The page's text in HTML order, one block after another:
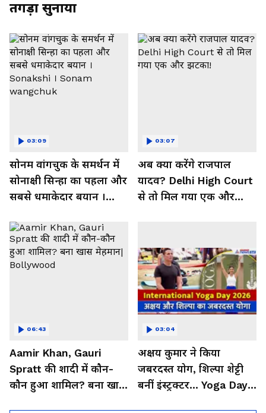
तगड़ा सुनाया
सोनम वांगचुक के समर्थन में
सोनाक्षी सिन्हा का पहला और
सबसे धमाकेदार बयान ।
wangchuk
03:09
अब क्या करेंगे राजपाल
यादव? Delhi High Court
से तो मिल गया एक और
03:07
Aamir Khan, Gauri
Spratt की शादी में कौन-
कौन हुआ शामिल? बना खास
06:43
अक्षय कुमार ने किया
जबरदस्त योग, शिल्पा शेट्टी
बनीं इंस्ट्रक्टर... Yoga Day
03:04